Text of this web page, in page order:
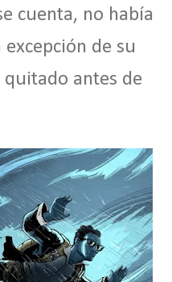
cuenta, no había
excepción de su
antes de